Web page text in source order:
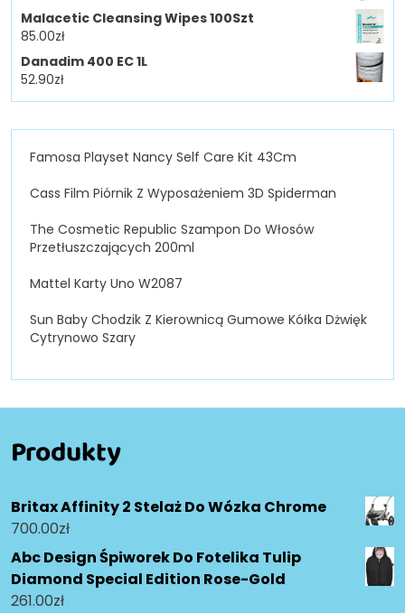
Malacetic Cleansing Wipes 100Szt
85.00zł
Danadim 400 EC 1L
52.90zł
Famosa Playset Nancy Self Care Kit 43Cm
Cass Film Piórnik Z Wyposażeniem 3D Spiderman
The Cosmetic Republic Szampon Do Włosów
Przetłuszczających 200ml
Mattel Karty Uno W2087
Sun Baby Chodzik Z Kierownicą Gumowe Kółka Dżwięk
Cytrynowo Szary
Produkty
Britax Affinity 2 Stelaż Do Wózka Chrome
700.00zł
Abc Design Śpiworek Do Fotelika Tulip
Diamond Special Edition Rose-Gold
261.00zł